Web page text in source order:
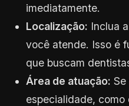
imediatamente.
Localização: Inclua
você atende. Isso é
que buscam
Área de atuação: Se
especialidade,